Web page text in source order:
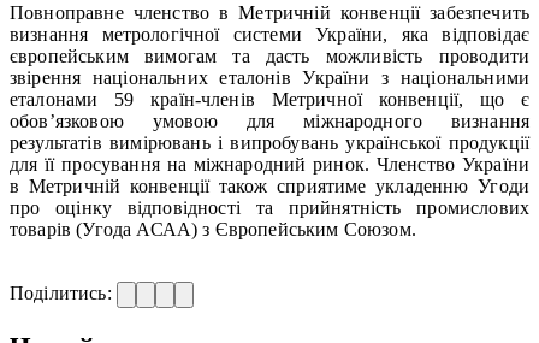
Повноправне членство в Метричній конвенції забезпечить
визнання метрологічної системи України, яка відповідає
європейським вимогам та дасть можливість проводити
звірення національних еталонів України з національними
еталонами 59 країн-членів Метричної конвенції, що є
обов’язковою умовою для міжнародного визнання
результатів вимірювань і випробувань української продукції
для її просування на міжнародний ринок. Членство України
в Метричній конвенції також сприятиме укладенню Угоди
про оцінку відповідності та прийнятність промислових
товарів (Угода АСАА) з Європейським Союзом.
Поділитись: